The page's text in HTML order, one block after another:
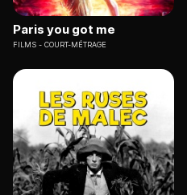
Paris you got me
FILMS COURT-MÉTRAGE